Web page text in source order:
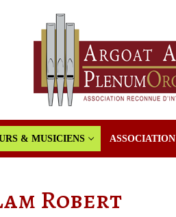
& MUSICIENS ASSOCIATION
Robert